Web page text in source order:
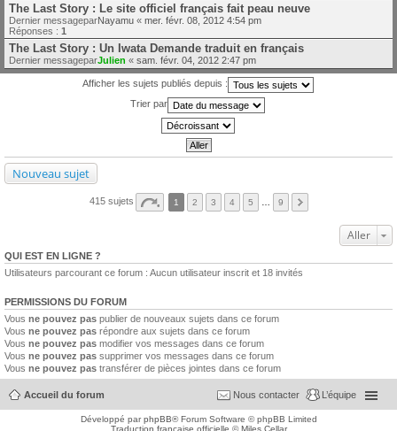
The Last Story : Le site officiel français fait peau neuve
Dernier messageparNayamu « mer. févr. 08, 2012 4:54 pm
Réponses : 1
The Last Story : Un Iwata Demande traduit en français
Dernier messageparJulien « sam. févr. 04, 2012 2:47 pm
Afficher les sujets publiés depuis :
Trier par
Nouveau sujet
415 sujets 1 2 3 4 5 9
Aller
QUI EST EN LIGNE ?
Utilisateurs parcourant ce forum : Aucun utilisateur inscrit et 18 invités
PERMISSIONS DU FORUM
Vous ne pouvez pas publier de nouveaux sujets dans ce forum
Vous ne pouvez pas répondre aux sujets dans ce forum
Vous ne pouvez pas modifier vos messages dans ce forum
Vous ne pouvez pas supprimer vos messages dans ce forum
Vous ne pouvez pas transférer de pièces jointes dans ce forum
Accueil du forum L’équipe
Nous contacter
Développé parphpBB® Forum Software © phpBB Limited
Traduction française officielle ©Miles Cellar